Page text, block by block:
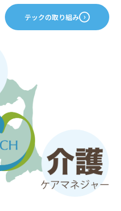
テックの取り組み